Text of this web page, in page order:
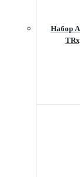
Набор